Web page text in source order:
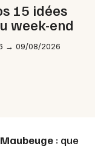
15 idées
week-end
→ 09/08/2026
Maubeuge : que